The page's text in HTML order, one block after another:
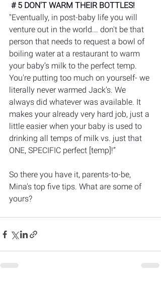
# 5 DON'T WARM THEIR BOTTLES!
"Eventually, in post-baby life you will
venture out in the world... don't be that
person that needs to request a bowl of
boiling water at a restaurant to warm
your baby’s milk to the perfect temp.
You're putting too much on yourself- we
literally never warmed Jack's. We
always did whatever was available. It
makes your already very hard job, just a
little easier when your baby is used to
drinking all temps of milk vs. just that
ONE, SPECIFIC perfect [temp]!”
So there you have it, parents-to-be,
Mina's top five tips. What are some of
yours?